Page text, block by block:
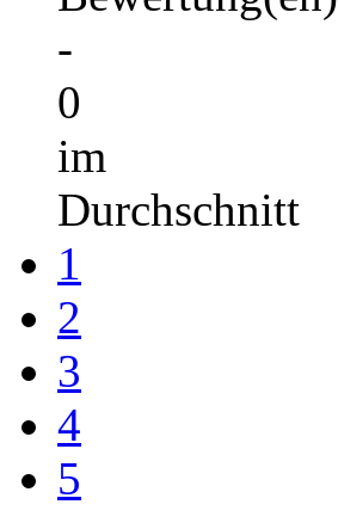
-
0
im
Durchschnitt
1
2
3
4
5